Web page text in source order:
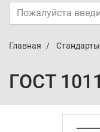
Главная
ГОСТ